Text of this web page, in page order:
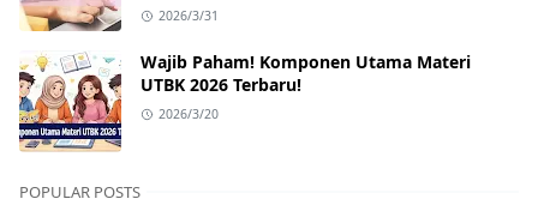
2026/3/31
Wajib Paham! Komponen Utama Materi
UTBK 2026 Terbaru!
2026/3/20
POPULAR POSTS